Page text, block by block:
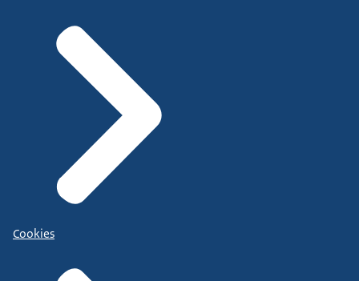
Cookies